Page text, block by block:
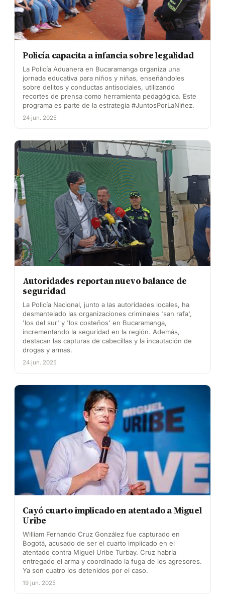
Policía capacita a infancia sobre legalidad
La Policía Aduanera en Bucaramanga organiza una
jornada educativa para niños y niñas, enseñándoles
sobre delitos y conductas antisociales, utilizando
recortes de prensa como herramienta pedagógica. Este
programa es parte de la estrategia #JuntosPorLaNiñez.
24 jun. 2025
Autoridades reportan nuevo balance de
seguridad
La Policía Nacional, junto a las autoridades locales, ha
desmantelado las organizaciones criminales 'san rafa',
'los del sur' y 'los costeños' en Bucaramanga,
incrementando la seguridad en la región. Además,
destacan las capturas de cabecillas y la incautación de
drogas y armas.
24 jun. 2025
Cayó cuarto implicado en atentado a Miguel
Uribe
William Fernando Cruz González fue capturado en
Bogotá, acusado de ser el cuarto implicado en el
atentado contra Miguel Uribe Turbay. Cruz habría
entregado el arma y coordinado la fuga de los agresores.
Ya son cuatro los detenidos por el caso.
19 jun. 2025